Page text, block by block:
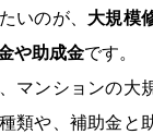
いのが、 大規模
や助成金です。
マンションの大
類や、補助金と